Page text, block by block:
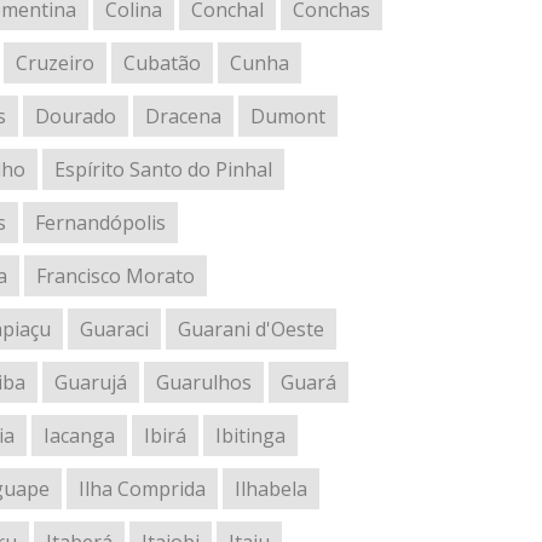
Colina Conchal
Conchas
Cruzeiro
Cubatão
Cunha
Dourado Dracena
Dumont
Espírito Santo do Pinhal
Fernandópolis
Francisco Morato
Guaraci
Guarani d'Oeste
Guarujá Guarulhos
Guará
Iacanga Ibirá
Ibitinga
Ilha Comprida
Ilhabela